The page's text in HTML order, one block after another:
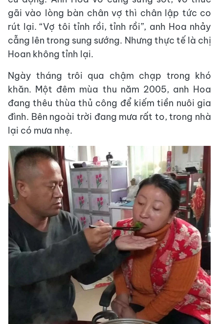
gãi vào lòng bàn chân vợ thì chân lập tức co
rút lại. “Vợ tôi tỉnh rồi, tỉnh rồi”, anh Hoa nhảy
cẫng lên trong sung sướng. Nhưng thực tế là chị
Hoan không tỉnh lại.
Ngày tháng trôi qua chậm chạp trong khó
khăn. Một đêm mùa thu năm 2005, anh Hoa
đang thêu thùa thủ công để kiếm tiền nuôi gia
đình. Bên ngoài trời đang mưa rất to, trong nhà
lại có mưa nhẹ.